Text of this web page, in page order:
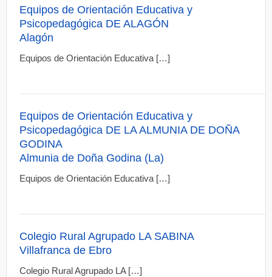
Equipos de Orientación Educativa y
Psicopedagógica DE ALAGÓN
Alagón
Equipos de Orientación Educativa […]
Equipos de Orientación Educativa y
Psicopedagógica DE LA ALMUNIA DE DOÑA
GODINA
Almunia de Doña Godina (La)
Equipos de Orientación Educativa […]
Colegio Rural Agrupado LA SABINA
Villafranca de Ebro
Colegio Rural Agrupado LA […]